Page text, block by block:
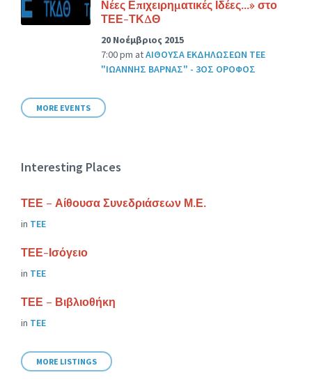
Νέες Επιχειρηματικές Ιδέες…» στο
ΤΕΕ-ΤΚΔΘ
20 Νοέμβριος 2015
7:00 pm atΑΙΘΟΥΣΑ ΕΚΔΗΛΩΣΕΩΝ ΤΕΕ
"ΙΩΑΝΝΗΣ ΒΑΡΝΑΣ" - 3ΟΣ ΟΡΟΦΟΣ
MORE EVENTS
Interesting Places
ΤΕΕ – Αίθουσα Συνεδριάσεων Μ.Ε.
in ΤΕΕ
ΤΕΕ-Ισόγειο
in ΤΕΕ
ΤΕΕ – Βιβλιοθήκη
in ΤΕΕ
MORE LISTINGS